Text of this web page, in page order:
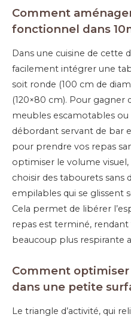
Comment
fonctionnel dans
Dans une cuisine de cette
facilement intégrer une
soit ronde (100 cm de
(120×80 cm). Pour gagner
meubles escamotables ou
débordant servant de bar
pour prendre vos repas
optimiser le volume
choisir des tabourets sans
empilables qui se glissent
Cela permet de libérer
repas est terminé, rendant
beaucoup plus respirante
Comment
dans une petite
Le triangle d’activité, qui